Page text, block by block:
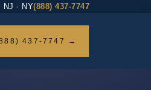
NJ · NY(888) 437-7747
437-7747 →